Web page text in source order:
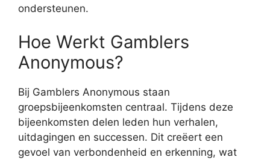
ondersteunen.
Hoe Werkt Gamblers
Anonymous?
Bij Gamblers Anonymous staan
groepsbijeenkomsten centraal. Tijdens deze
bijeenkomsten delen leden hun verhalen,
uitdagingen en successen. Dit creëert een
gevoel van verbondenheid en erkenning, wat